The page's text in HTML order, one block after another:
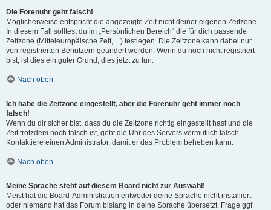
Die Forenuhr geht falsch!
Möglicherweise entspricht die angezeigte Zeit nicht deiner eigenen Zeitzone.
In diesem Fall solltest du im „Persönlichen Bereich“ die für dich passende
Zeitzone (Mitteleuropäische Zeit, ...) festlegen. Die Zeitzone kann dabei nur
von registrierten Benutzern geändert werden. Wenn du noch nicht registriert
bist, ist dies ein guter Grund, dies jetzt zu tun.
Nach oben
Ich habe die Zeitzone eingestellt, aber die Forenuhr geht immer noch
falsch!
Wenn du dir sicher bist, dass du die Zeitzone richtig eingestellt hast und die
Zeit trotzdem noch falsch ist, geht die Uhr des Servers vermutlich falsch.
Kontaktiere einen Administrator, damit er das Problem beheben kann.
Nach oben
Meine Sprache steht auf diesem Board nicht zur Auswahl!
Meist hat die Board-Administration entweder deine Sprache nicht installiert
oder niemand hat das Forum bislang in deine Sprache übersetzt. Frage ggf.